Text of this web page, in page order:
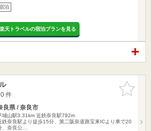
泊
楽天トラベルの宿泊プランを見る
お気に入
りに追加
件
良県 / 奈良市
城山駅3.31km 近鉄奈良駅792m
鉄奈良駅より徒歩15分、第二阪奈道路宝来ICより車で20
、奈良公…